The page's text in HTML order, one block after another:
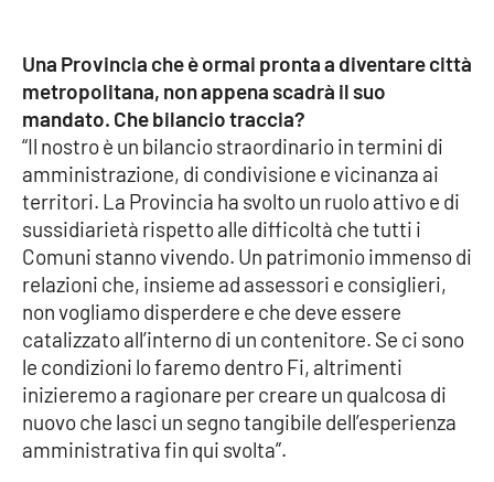
Ilreggino.it
Cosenzachannel.it
Ilvibonese.it
Catanzarochannel.it
APP
Android
Apple
Una Provincia che è ormai pronta a diventare città
metropolitana, non appena scadrà il suo
mandato. Che bilancio traccia?
“Il nostro è un bilancio straordinario in termini di
amministrazione, di condivisione e vicinanza ai
territori. La Provincia ha svolto un ruolo attivo e di
sussidiarietà rispetto alle difficoltà che tutti i
Comuni stanno vivendo. Un patrimonio immenso di
relazioni che, insieme ad assessori e consiglieri,
non vogliamo disperdere e che deve essere
catalizzato all’interno di un contenitore. Se ci sono
le condizioni lo faremo dentro Fi, altrimenti
inizieremo a ragionare per creare un qualcosa di
nuovo che lasci un segno tangibile dell’esperienza
amministrativa fin qui svolta”.